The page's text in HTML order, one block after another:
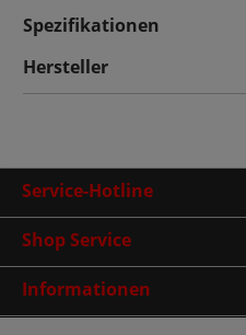
Spezifikationen
Hersteller
Service-Hotline
Shop Service
Informationen